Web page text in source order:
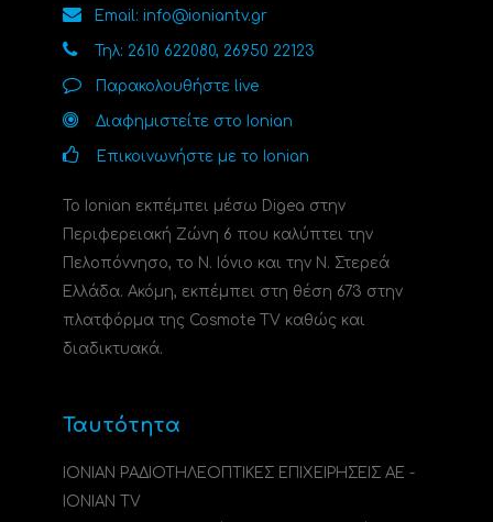
Email: info@ioniantv.gr
Τηλ: 2610 622080, 26950 22123
Παρακολουθήστε live
Διαφημιστείτε στο Ionian
Επικοινωνήστε με το Ionian
Το Ionian εκπέμπει μέσω Digea στην
Περιφερειακή Ζώνη 6 που καλύπτει την
Πελοπόννησο, το N. Ιόνιο και την Ν. Στερεά
Ελλάδα. Ακόμη, εκπέμπει στη θέση 673 στην
πλατφόρμα της Cosmote TV καθώς και
διαδικτυακά.
Ταυτότητα
ΙΟΝΙΑΝ ΡΑΔΙΟΤΗΛΕΟΠΤΙΚΕΣ ΕΠΙΧΕΙΡΗΣΕΙΣ ΑΕ -
IONIAN TV